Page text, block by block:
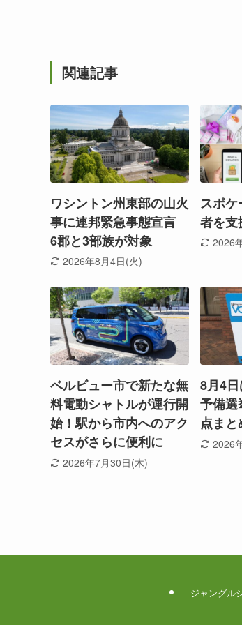
関連記事
ワシントン州東部の山火
事に連邦緊急事態宣言
6郡と3部族が対象
2026年8月4日(火)
スポケ
者を支
2026
ベルビュー市で新たな無
料電動シャトルが運行開
始！駅から市内へのアク
セスがさらに便利に
2026年7月30日(木)
8月4
予備
点まと
2026
ジャングル